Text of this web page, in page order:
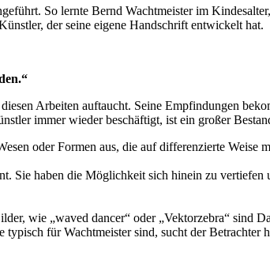
So lernte Bernd Wachtmeister im
der seine eigene Handschrift entwickelt hat.
Arbeiten auftaucht. Seine Empfindungen
immer wieder beschäftigt, ist ein großer
oder Formen aus, die auf differenzierte
Sie haben die Möglichkeit sich hinein zu
wie „waved dancer“ oder „Vektorzebra“ sind
für Wachtmeister sind, sucht der